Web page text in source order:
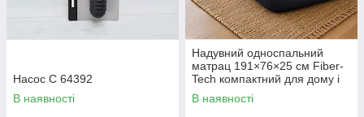
Насос C 64392
В наявності
Надувний односпальний
матрац 191×76×25 см Fiber-
Tech компактний для дому і
туризму
В наявності